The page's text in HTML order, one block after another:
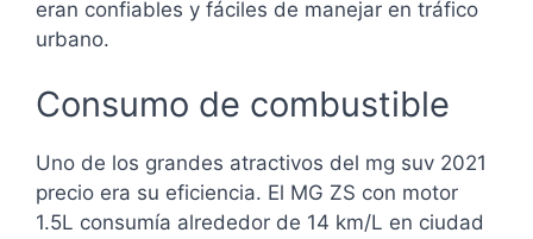
eran confiables y fáciles de manejar en tráfico
urbano.
Consumo de combustible
Uno de los grandes atractivos del mg suv 2021
precio era su eficiencia. El MG ZS con motor
1.5L consumía alrededor de 14 km/L en ciudad